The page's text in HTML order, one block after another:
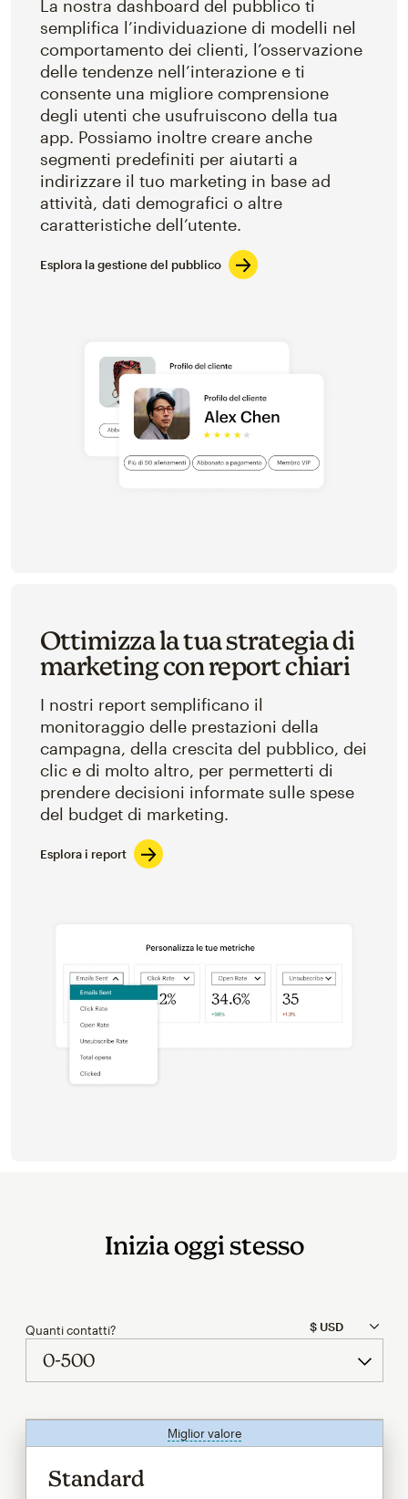
La nostra dashboard del pubblico ti
semplifica l’individuazione di modelli nel
comportamento dei clienti, l’osservazione
delle tendenze nell’interazione e ti
consente una migliore comprensione
degli utenti che usufruiscono della tua
app. Possiamo inoltre creare anche
segmenti predefiniti per aiutarti a
indirizzare il tuo marketing in base ad
attività, dati demografici o altre
caratteristiche dell’utente.
Esplora la gestione del pubblico
Ottimizza la tua strategia di
marketing con report chiari
I nostri report semplificano il
monitoraggio delle prestazioni della
campagna, della crescita del pubblico, dei
clic e di molto altro, per permetterti di
prendere decisioni informate sulle spese
del budget di marketing.
Esplora i report
Inizia oggi stesso
Quanti contatti?
Miglior valoretooltip
Standard